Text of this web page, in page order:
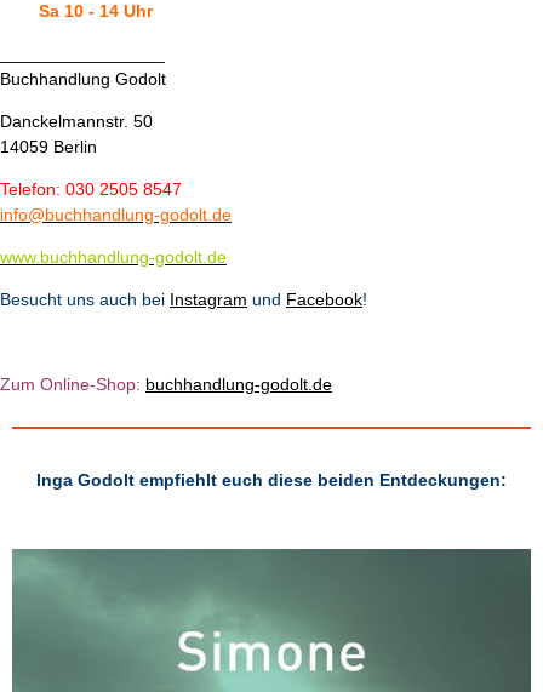
Sa 10 - 14 Uhr
Buchhandlung Godolt
Danckelmannstr. 50
14059 Berlin
Telefon: 030 2505 8547
info@buchhandlung-godolt.de
www.buchhandlung-godolt.de
Besucht uns auch bei Instagram und Facebook!
Zum Online-Shop: buchhandlung-godolt.de
Inga Godolt empfiehlt euch diese beiden Entdeckungen: